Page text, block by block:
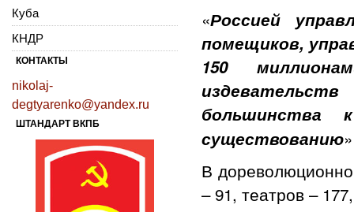
«Россией
помещиков,
150
большинства
существованию
В
– 91, театров –
Куба
КНДР
КОНТАКТЫ
nikolaj-
degtyarenko@yandex.ru
ШТАНДАРТ ВКПБ